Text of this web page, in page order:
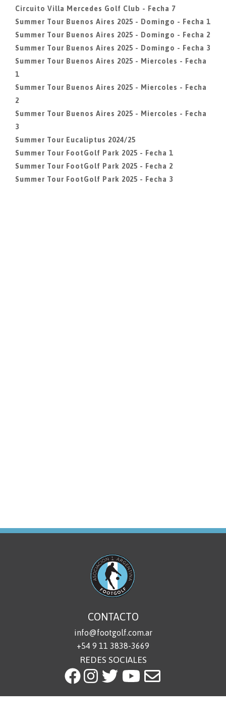
Circuito Villa Mercedes Golf Club - Fecha 7
Summer Tour Buenos Aires 2025 - Domingo - Fecha 1
Summer Tour Buenos Aires 2025 - Domingo - Fecha 2
Summer Tour Buenos Aires 2025 - Domingo - Fecha 3
Summer Tour Buenos Aires 2025 - Miercoles - Fecha
1
Summer Tour Buenos Aires 2025 - Miercoles - Fecha
2
Summer Tour Buenos Aires 2025 - Miercoles - Fecha
3
Summer Tour Eucaliptus 2024/25
Summer Tour FootGolf Park 2025 - Fecha 1
Summer Tour FootGolf Park 2025 - Fecha 2
Summer Tour FootGolf Park 2025 - Fecha 3
CONTACTO
info@footgolf.com.ar
+54 9 11 3838-3669
REDES SOCIALES